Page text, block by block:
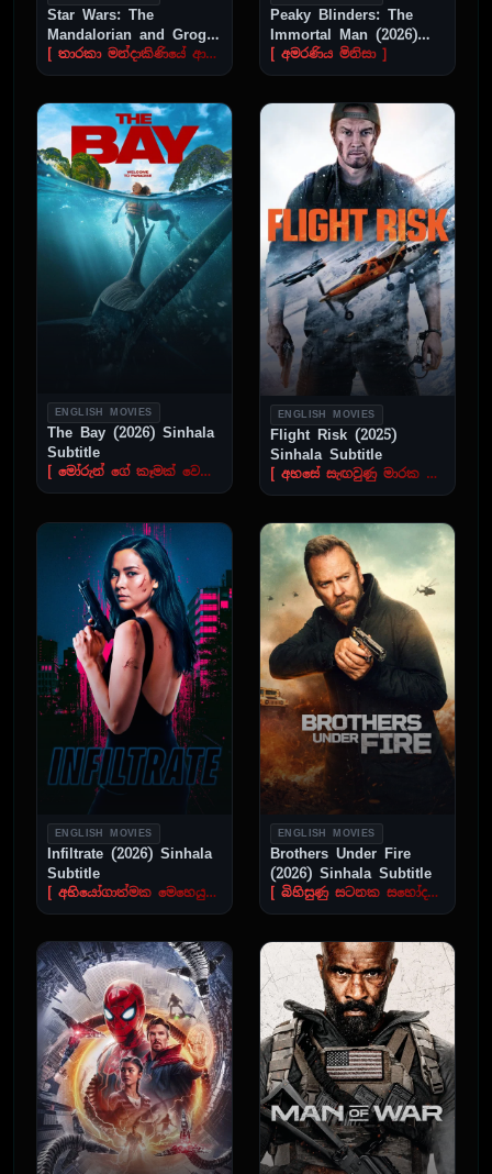
Star Wars: The
Mandalorian and Grogu
(2026) Sinhala Subtitle[ තාරකා මන්දාකිණියේ ආරක්ෂකයා ]
Peaky Blinders: The
Immortal Man (2026)
Sinhala Subtitle
[ අමරණිය මිනිසා ]
ENGLISH MOVIES
The Bay (2026) Sinhala
Subtitle
[ මෝරුන් ගේ කෑමක් වෙනවාද ]
ENGLISH MOVIES
Flight Risk (2025)
Sinhala Subtitle
[ අහසේ සැඟවුණු මාරක ගමන ]
ENGLISH MOVIES
Infiltrate (2026) Sinhala
Subtitle
[ අභියෝගාත්මක මෙහෙයුම" ]
ENGLISH MOVIES
Brothers Under Fire
(2026) Sinhala Subtitle
[ බිහිසුණු සටනක සහෝදරයෝ ]